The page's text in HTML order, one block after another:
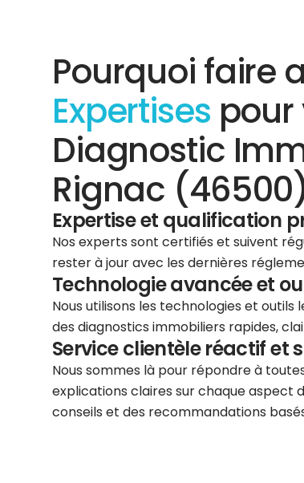
Pourquoi faire
Expertises pour
Diagnostic
Rignac
Expertise et qualification
Nos experts sont certifiés et suivent
rester à jour avec les dernières
Technologie avancée et
Nous utilisons les technologies et outils
des diagnostics immobiliers rapides,
Service clientèle réactif et
Nous sommes là pour répondre à
explications claires sur chaque aspect
conseils et des recommandations